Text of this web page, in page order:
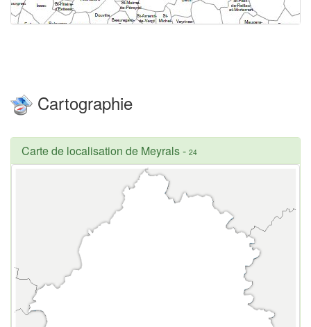
Cartographie
Carte de localisation de Meyrals- 24